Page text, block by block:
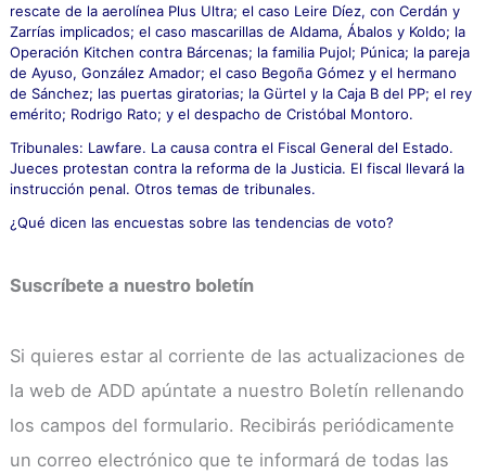
rescate de la aerolínea Plus Ultra; el caso Leire Díez, con Cerdán y
Zarrías implicados; el caso mascarillas de Aldama, Ábalos y Koldo; la
Operación Kitchen contra Bárcenas; la familia Pujol; Púnica; la pareja
de Ayuso, González Amador; el caso Begoña Gómez y el hermano
de Sánchez; las puertas giratorias; la Gürtel y la Caja B del PP; el rey
emérito; Rodrigo Rato; y el despacho de Cristóbal Montoro.
Tribunales: Lawfare. La causa contra el Fiscal General del Estado.
Jueces protestan contra la reforma de la Justicia. El fiscal llevará la
instrucción penal. Otros temas de tribunales.
¿Qué dicen las encuestas sobre las tendencias de voto?
Suscríbete a nuestro boletín
Si quieres estar al corriente de las actualizaciones de
la web de ADD apúntate a nuestro Boletín rellenando
los campos del formulario. Recibirás periódicamente
un correo electrónico que te informará de todas las